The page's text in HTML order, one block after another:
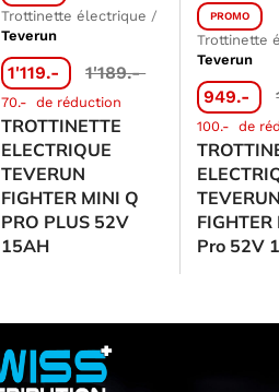
Trottinette électrique /
Teverun
1'119.- 1'189.-
70.- de réduction
TROTTINETTE
ELECTRIQUE
TEVERUN
FIGHTER MINI Q
PRO PLUS 52V
15AH
PROMO
Trottinette
Teverun
949.-
100.- de
Pro 52V